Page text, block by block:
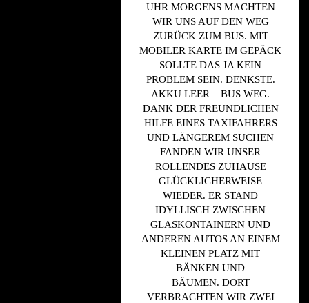
HR MORGENS MACHTEN W
IR UNS AUF DEN WEG Z
URÜCK ZUM BUS. MIT M
OBILER KARTE IM GEPÄCK S
OLLTE DAS JA KEIN P
ROBLEM SEIN. DENKSTE. A
KKU LEER – BUS WEG. D
ANK DER FREUNDLICHEN H
ILFE EINES TAXIFAHRERS U
ND LÄNGEREM SUCHEN F
ANDEN WIR UNSER R
OLLENDES ZUHAUSE G
LÜCKLICHERWEISE W
IEDER. ER STAND I
DYLLISCH ZWISCHEN G
LASKONTAINERN UND A
NDEREN AUTOS AN EINEM K
LEINEN PLATZ MIT B
ÄNKEN UND B
ÄUMEN. DORT V
ERBRACHTEN WIR ZWEI W